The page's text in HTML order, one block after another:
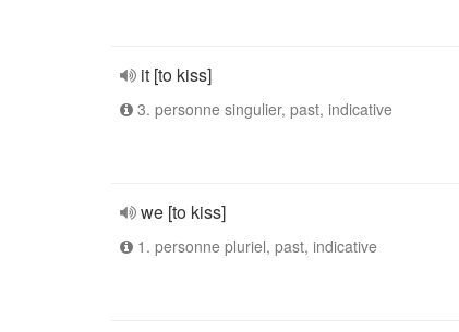
it [to kiss]
3. personne singulier, past, indicative
we [to kiss]
1. personne pluriel, past, indicative